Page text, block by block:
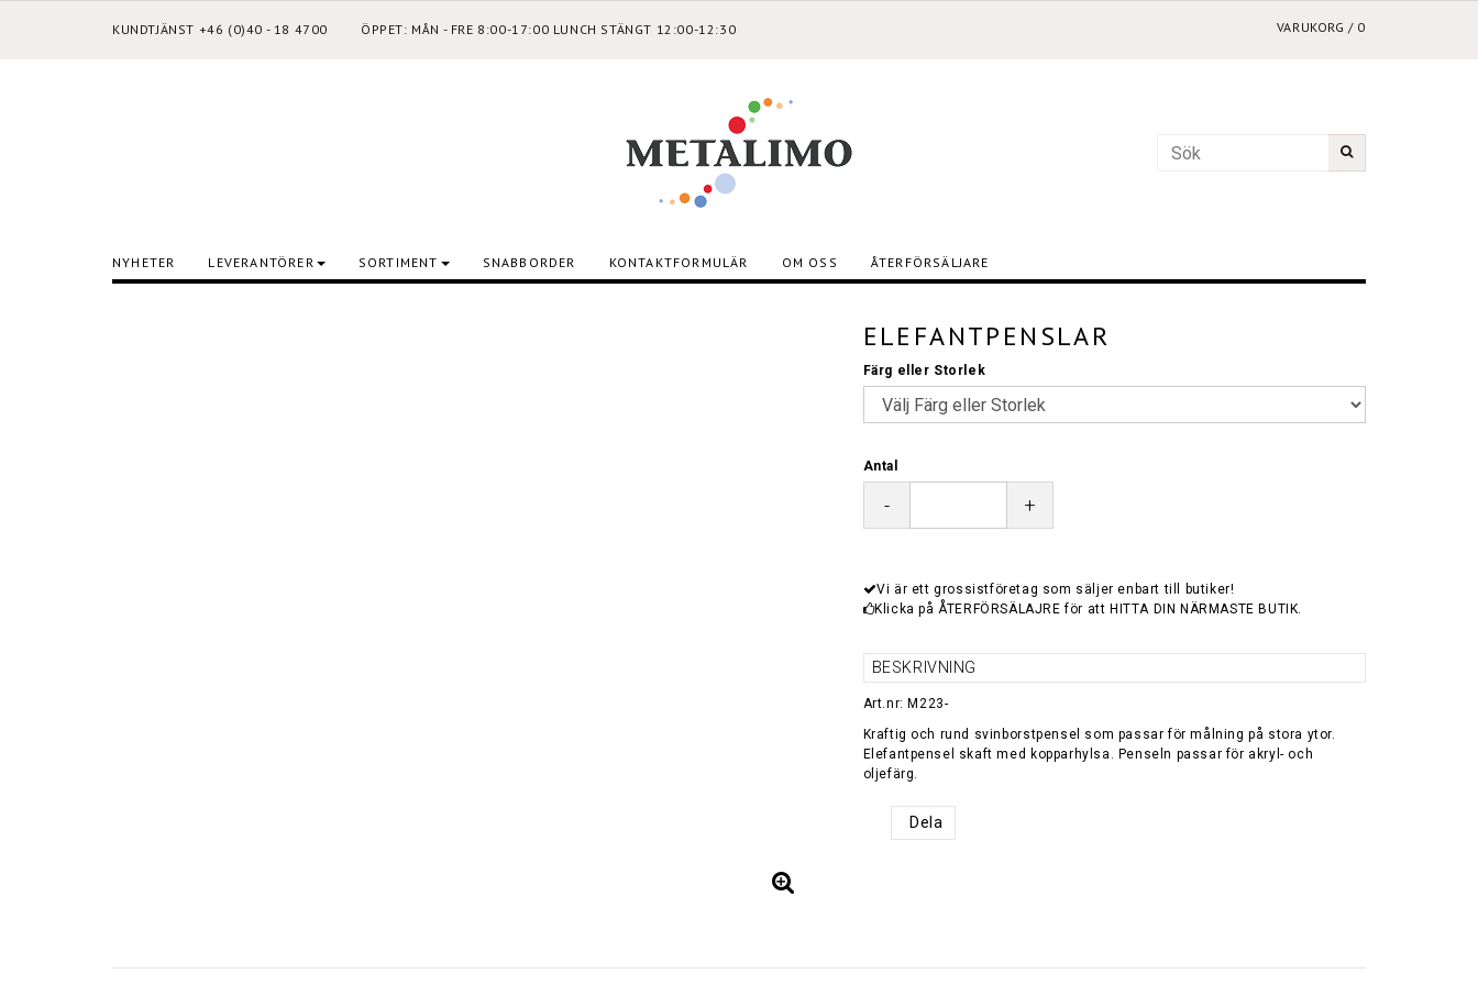
KUNDTJÄNST +46 (0)40 - 18 4700 ÖPPET: MÅN - FRE 8:00-17:00 LUNCH STÄNGT 12:00-12:30 VARUKORG / 0
NYHETER LEVERANTÖRER SORTIMENT SNABBORDER KONTAKTFORMULÄR OM OSS ÅTERFÖRSÄLJARE
ELEFANTPENSLAR
Färg eller Storlek
Antal
- +
Vi är ett grossistföretag som säljer enbart till butiker!
Klicka på ÅTERFÖRSÄLAJRE för att HITTA DIN NÄRMASTE BUTIK.
BESKRIVNING
Art.nr: M223-
Kraftig och rund svinborstpensel som passar för målning på stora ytor.
Elefantpensel skaft med kopparhylsa. Penseln passar för akryl- och
oljefärg.
Dela